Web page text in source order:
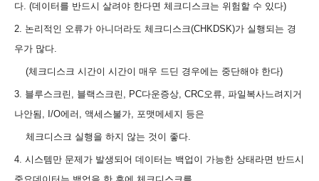
다. (데이터를 반드시 살려야 한다면 체크디스크는 위험할 수 있다)
2. 논리적인 오류가 아니더라도 체크디스크(CHKDSK)가 실행되는 경
우가 많다.
(체크디스크 시간이 시간이 매우 드딘 경우에는 중단해야 한다)
3. 블루스크린, 블랙스크린, PC다운증상, CRC오류, 파일복사느려지거
나안됨, I/O에러, 액세스불가, 포맷메세지 등은
체크디스크 실행을 하지 않는 것이 좋다.
4. 시스템만 문제가 발생되어 데이터는 백업이 가능한 상태라면 반드시